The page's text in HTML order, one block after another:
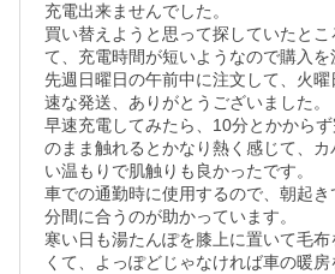
充電出来ませんでした。
買い替えようと思って探していたと
て、充電時間が短いようなので購入を
先週日曜日の午前中に注文して、火
速な発送、ありがとうございました。
早速充電してみたら、10分とかから
のまま触れるとかなり熱く感じて、カ
い温もりで肌触りも良かったです。
車での通勤時に使用するので、朝起
分間に合うのが助かっています。
寒い日も湯たんぽを膝上に置いて毛
くて、よっぽどじゃなければ車の暖